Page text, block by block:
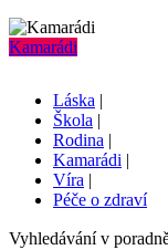
Kamarádi
Láska |
Škola |
Rodina |
Kamarádi |
Víra |
Péče o zdraví
Vyhledávání v